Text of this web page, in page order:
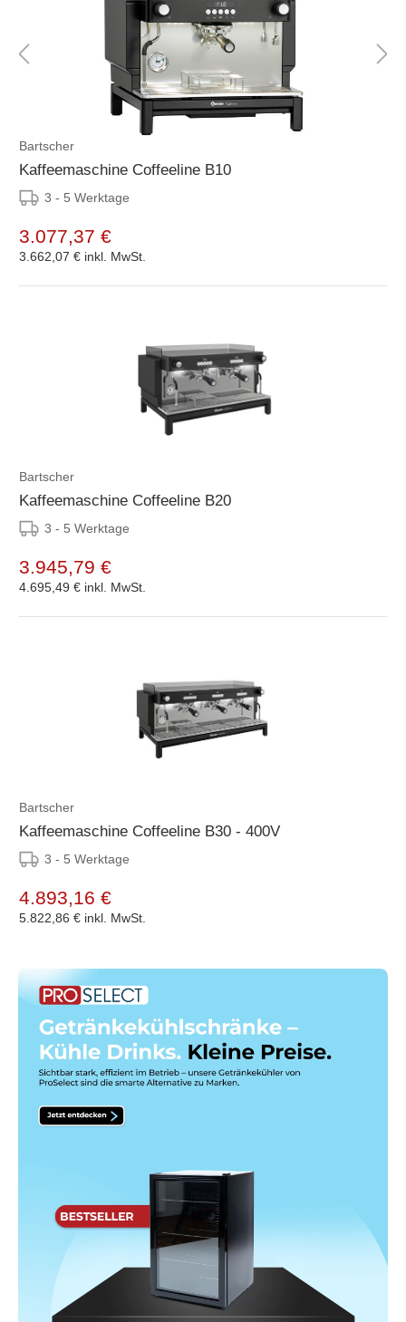
Bartscher
Kaffeemaschine Coffeeline B10
3 - 5 Werktage
3.077,37 €
3.662,07 € inkl. MwSt.
Bartscher
Kaffeemaschine Coffeeline B20
3 - 5 Werktage
3.945,79 €
4.695,49 € inkl. MwSt.
Bartscher
Kaffeemaschine Coffeeline B30 - 400V
3 - 5 Werktage
4.893,16 €
5.822,86 € inkl. MwSt.